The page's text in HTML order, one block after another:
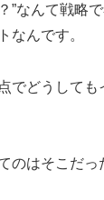
”なんて戦略
なんです。
でどうしても
のはそこだっ